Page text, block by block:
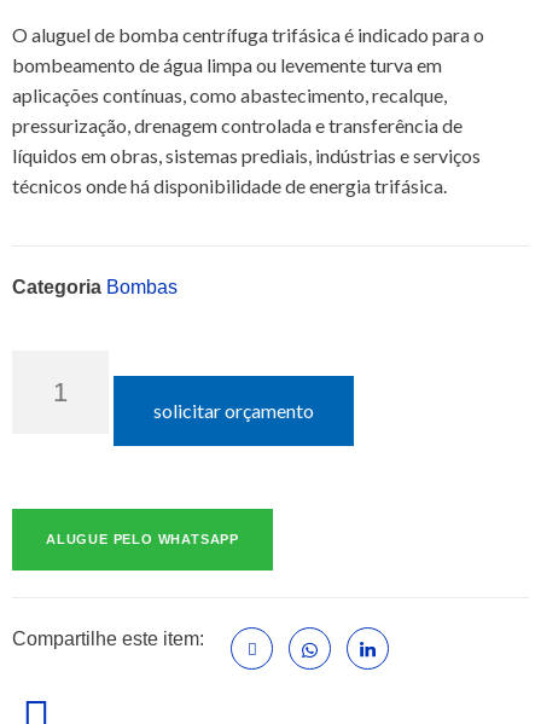
O aluguel de bomba centrífuga trifásica é indicado para o
bombeamento de água limpa ou levemente turva em
aplicações contínuas, como abastecimento, recalque,
pressurização, drenagem controlada e transferência de
líquidos em obras, sistemas prediais, indústrias e serviços
técnicos onde há disponibilidade de energia trifásica.
Categoria Bombas
solicitar orçamento
ALUGUE PELO WHATSAPP
Compartilhe este item: